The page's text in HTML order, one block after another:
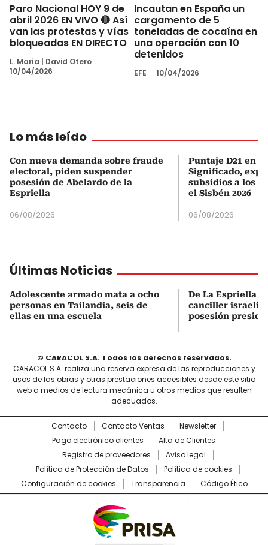
Paro Nacional HOY 9 de
abril 2026 EN VIVO 🔴 Así
van las protestas y vías
bloqueadas EN DIRECTO
L. María
David Otero
10/04/2026
Incautan en España un
cargamento de 5
toneladas de cocaína en
una operación con 10
detenidos
EFE 10/04/2026
Lo más leído
Con nueva demanda sobre fraude
electoral, piden suspender
posesión de Abelardo de la
Espriella
06/08/2026
Puntaje D21 en
Significado,
subsidios a los
el Sisbén 2026
06/08/2026
Últimas Noticias
Adolescente armado mata a ocho
personas en Tailandia, seis de
ellas en una escuela
De La Espriella
canciller israelí
posesión
© CARACOL S.A. Todos los derechos reservados.
CARACOL S.A. realiza una reserva expresa de las reproducciones y
usos de las obras y otras prestaciones accesibles desde este sitio
web a medios de lectura mecánica u otros medios que resulten
adecuados.
Contacto Contacto Ventas
Newsletter
Pago electrónico clientes
Alta de Clientes
Registro de proveedores
Aviso legal
Política de Protección de Datos
Política de cookies
Configuración de cookies
Transparencia Código Ético